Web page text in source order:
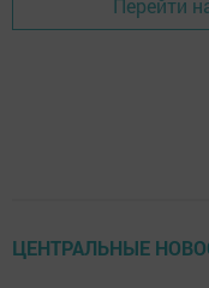
ЦЕНТРАЛЬНЫЕ